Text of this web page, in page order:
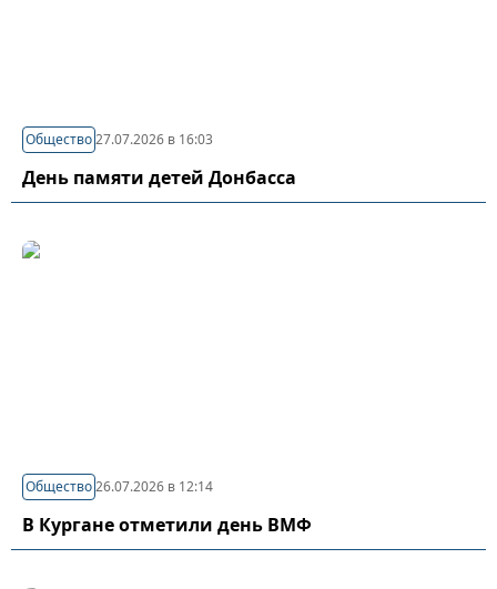
Общество27.07.2026 в 16:03
День памяти детей Донбасса
Общество26.07.2026 в 12:14
В Кургане отметили день ВМФ